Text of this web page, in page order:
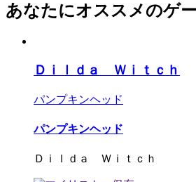
あなたにオススメのゲ
Ｄｉｌｄａ Ｗｉｔｃｈ
パンプキンヘッド
パンプキンヘッド
Ｄｉｌｄａ Ｗｉｔｃｈ